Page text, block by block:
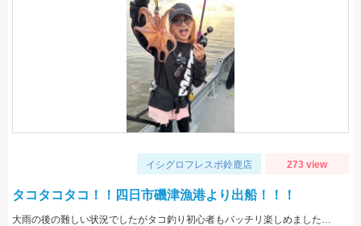
イシグロフレスポ鈴鹿店 273 view
タコタコタコ！！四日市磯津漁港より出船！！！
大雨の後の難しい状況でしたがタコ釣り初心者もバッチリ楽しめました！！